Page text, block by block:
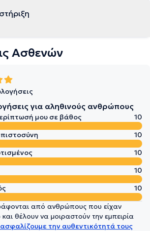
Ασθενών
για αληθινούς ανθρώπους
μου σε βάθος
10
10
10
10
10
από ανθρώπους που είχαν
και θέλουν να μοιραστούν την εμπειρία
την αυθεντικότητά τους